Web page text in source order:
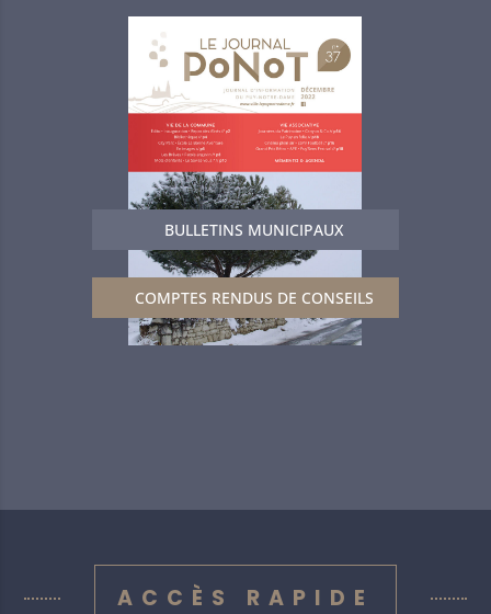
BULLETINS MUNICIPAUX
COMPTES RENDUS DE CONSEILS
ACCÈS RAPIDE